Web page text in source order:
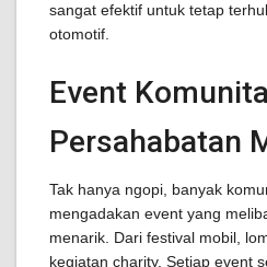
sangat efektif untuk tetap
otomotif.
Event
Persahabatan
Tak hanya ngopi, banyak
mengadakan event yang
menarik. Dari festival mobil,
kegiatan charity. Setiap event